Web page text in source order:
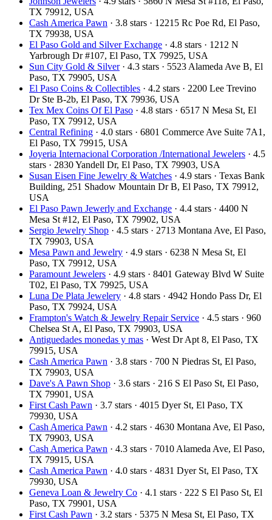
TX 79912, USA
Cash America Pawn · 3.8 stars · 12215 Rc Poe Rd, El Paso,
TX 79938, USA
El Paso Gold and Silver Exchange · 4.8 stars · 1212 N
Yarbrough Dr #107, El Paso, TX 79925, USA
Sun City Gold & Silver· 4.3 stars · 5523 Alameda Ave B, El
Paso, TX 79905, USA
El Paso Coins & Collectibles · 4.2 stars · 2200 Lee Trevino
Dr Ste B-2b, El Paso, TX 79936, USA
Tex Mex Coins Of El Paso · 4.8 stars · 6517 N Mesa St, El
Paso, TX 79912, USA
Central Refining · 4.0 stars · 6801 Commerce Ave Suite 7A1,
El Paso, TX 79915, USA
Joyeria Internacional Corporation /International Jewelers · 4.5
stars · 2830 Yandell Dr, El Paso, TX 79903, USA
Susan Eisen Fine Jewelry & Watches · 4.9 stars · Texas Bank
Building, 251 Shadow Mountain Dr B, El Paso, TX 79912,
USA
El Paso Pawn Jewerly and Exchange · 4.4 stars · 4400 N
Mesa St #12, El Paso, TX 79902, USA
Sergio Jewelry Shop · 4.5 stars · 2713 Montana Ave, El Paso,
TX 79903, USA
Mesa Pawn and Jewelry · 4.9 stars · 6238 N Mesa St, El
Paso, TX 79912, USA
Paramount Jewelers · 4.9 stars · 8401 Gateway Blvd W Suite
T02, El Paso, TX 79925, USA
Luna De Plata Jewelery · 4.8 stars · 4942 Hondo Pass Dr, El
Paso, TX 79924, USA
Frampton's Watch & Jewelry Repair Service · 4.5 stars · 960
Chelsea St A, El Paso, TX 79903, USA
Antiguedades monedas y mas · West Dr Apt 8, El Paso, TX
79915, USA
Cash America Pawn · 3.8 stars · 700 N Piedras St, El Paso,
TX 79903, USA
Dave's A Pawn Shop · 3.6 stars · 216 S El Paso St, El Paso,
TX 79901, USA
First Cash Pawn · 3.7 stars · 4015 Dyer St, El Paso, TX
79930, USA
Cash America Pawn · 4.2 stars · 4630 Montana Ave, El Paso,
TX 79903, USA
Cash America Pawn · 4.3 stars · 7010 Alameda Ave, El Paso,
TX 79915, USA
Cash America Pawn · 4.0 stars · 4831 Dyer St, El Paso, TX
79930, USA
Geneva Loan & Jewelry Co · 4.1 stars · 222 S El Paso St, El
Paso, TX 79901, USA
First Cash Pawn · 3.2 stars · 5375 N Mesa St, El Paso, TX